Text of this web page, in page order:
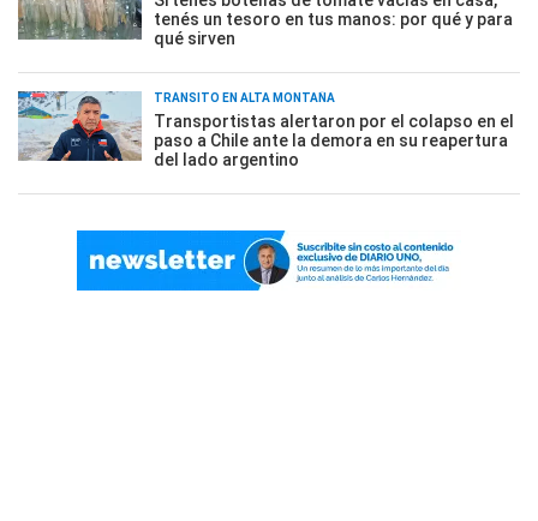
tenés un tesoro en tus manos: por qué y para
qué sirven
TRÁNSITO EN ALTA MONTAÑA
Transportistas alertaron por el colapso en el
paso a Chile ante la demora en su reapertura
del lado argentino